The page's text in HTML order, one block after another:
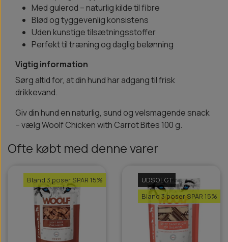
Med gulerod – naturlig kilde til fibre
Blød og tyggevenlig konsistens
Uden kunstige tilsætningsstoffer
Perfekt til træning og daglig belønning
Vigtig information
Sørg altid for, at din hund har adgang til frisk
drikkevand.
Giv din hund en naturlig, sund og velsmagende snack
– vælg Woolf Chicken with Carrot Bites 100 g.
Ofte købt med denne varer
Bland 3 poser SPAR 15%
UDSOLGT
Bland 3 poser SPAR 15%